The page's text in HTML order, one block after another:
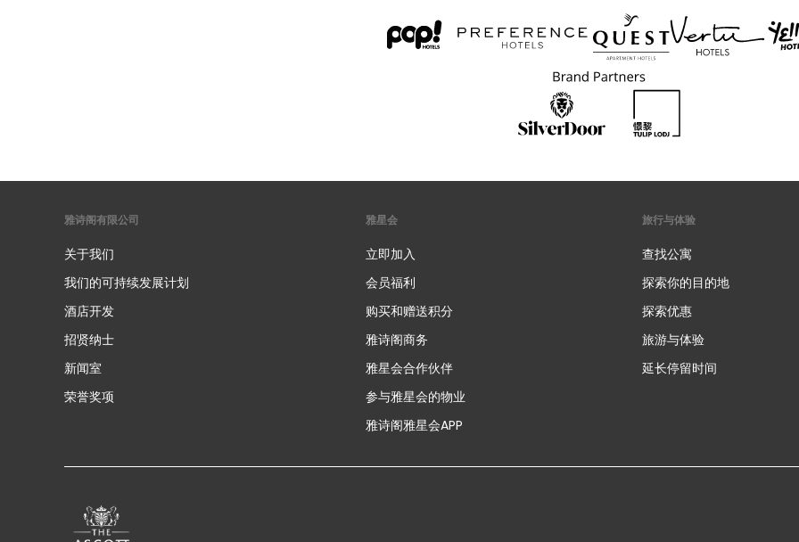
雅诗阁有限公司
关于我们
我们的可持续发展计划
酒店开发
招贤纳士
新闻室
荣誉奖项
雅星会
立即加入
会员福利
购买和赠送积分
雅诗阁商务
雅星会合作伙伴
参与雅星会的物业
雅诗阁雅星会APP
旅行与体验
查找公寓
探索你的目的地
探索优惠
旅游与体验
延长停留时间